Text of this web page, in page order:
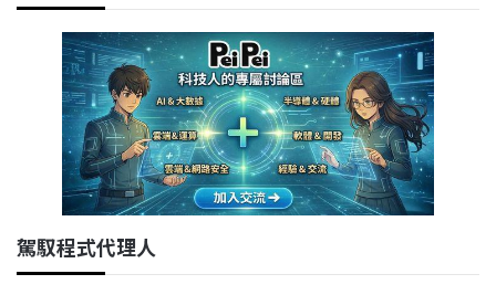
駕馭程式代理人